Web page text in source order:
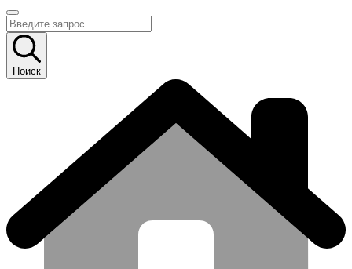
Поиск